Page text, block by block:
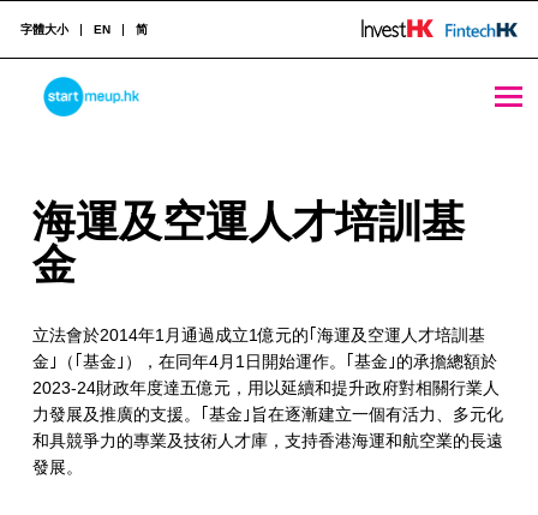
海運及空運人才培訓基金 - StartmeupHK
STARTMEUPHK
STARTMEUPHK FESTIVAL IS THE LEADING STARTUP AND INNOVATION CONFERENCE EVENT IN HONG KONG
字體大小 EN 简
海
運
空
運
人
才
海運及空運人才培訓基
金
立法會於2014年1月通過成立1億元的｢海運及空運人才培訓基
金｣（｢基金｣），在同年4月1日開始運作。｢基金｣的承擔總額於
2023-24財政年度達五億元，用以延續和提升政府對相關行業人
力發展及推廣的支援。｢基金｣旨在逐漸建立一個有活力、多元化
和具競爭力的專業及技術人才庫，支持香港海運和航空業的長遠
發展。